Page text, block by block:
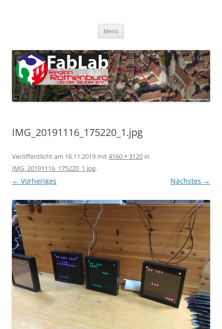
Menü
IMG_20191116_175220_1.jpg
Veröffentlicht am 16.11.2019 mit4160 × 3120 in
IMG_20191116_175220_1.jpg.
← Vorheriges Nächstes →